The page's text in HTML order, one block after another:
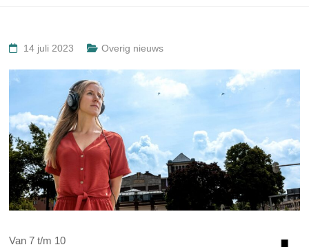
14 juli 2023 Overig nieuws
Van 7 t/m 10